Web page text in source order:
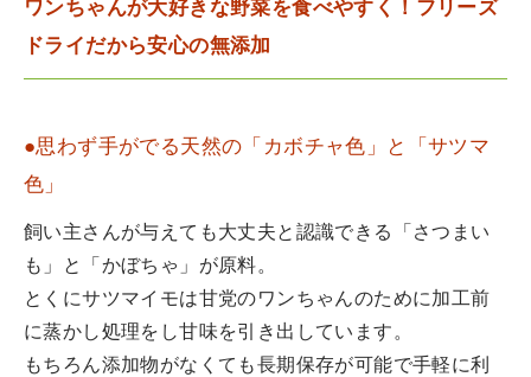
ワンちゃんが大好きな野菜を食べやすく！フリーズ
ドライだから安心の無添加
●思わず手がでる天然の「カボチャ色」と「サツマ
色」
飼い主さんが与えても大丈夫と認識できる「さつまい
も」と「かぼちゃ」が原料。
とくにサツマイモは甘党のワンちゃんのために加工前
に蒸かし処理をし甘味を引き出しています。
もちろん添加物がなくても長期保存が可能で手軽に利